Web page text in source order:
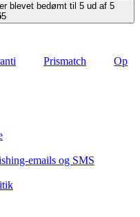
blevet bedømt til 5 ud af 5
5
Prismatch
Op
emails og SMS